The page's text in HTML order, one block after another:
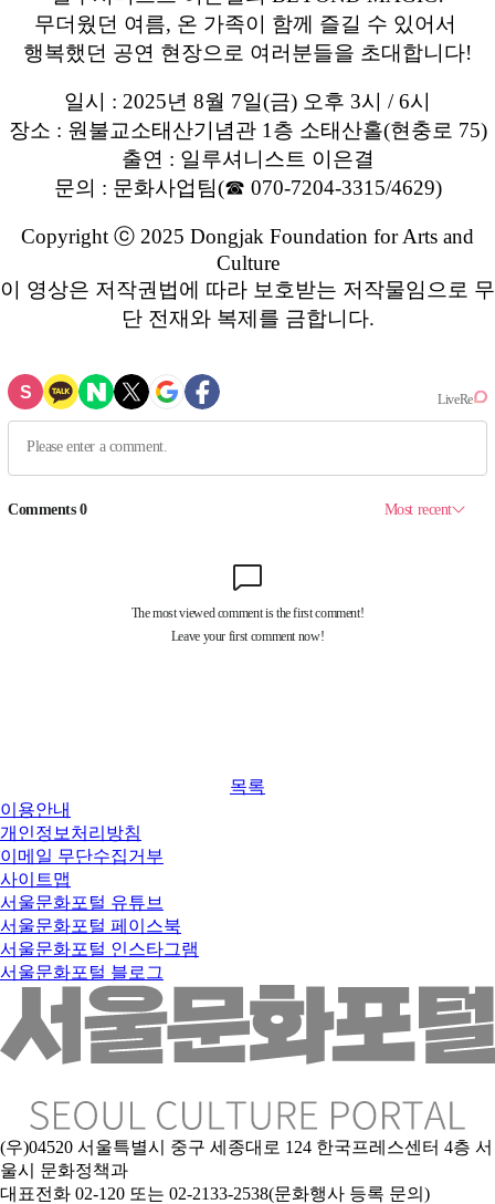
무더웠던 여름, 온 가족이 함께 즐길 수 있어서
행복했던 공연 현장으로 여러분들을 초대합니다!
일시 : 2025년 8월 7일(금) 오후 3시 / 6시
장소 : 원불교소태산기념관 1층 소태산홀(현충로 75)
출연 : 일루셔니스트 이은결
문의 : 문화사업팀(☎ 070-7204-3315/4629)
Copyright ⓒ 2025 Dongjak Foundation for Arts and
Culture
이 영상은 저작권법에 따라 보호받는 저작물임으로 무
단 전재와 복제를 금합니다.
목록
이용안내
개인정보처리방침
이메일 무단수집거부
사이트맵
서울문화포털 유튜브
서울문화포털 페이스북
서울문화포털 인스타그램
서울문화포털 블로그
(우)04520 서울특별시 중구 세종대로 124 한국프레스센터 4층 서
울시 문화정책과
대표전화 02-120 또는 02-2133-2538(문화행사 등록 문의)